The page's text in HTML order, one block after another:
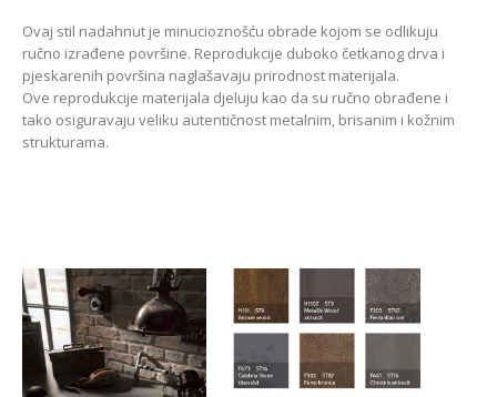
Ovaj stil nadahnut je minucioznošću obrade kojom se odlikuju
ručno izrađene površine. Reprodukcije duboko četkanog drva i
pjeskarenih površina naglašavaju prirodnost materijala.
Ove reprodukcije materijala djeluju kao da su ručno obrađene i
tako osiguravaju veliku autentičnost metalnim, brisanim i kožnim
strukturama.